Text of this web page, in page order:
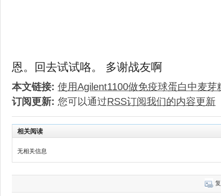
恩。回去试试咯。 多谢战友啊
本文链接: 使用Agilent1100做免疫球蛋白中麦
订阅更新: 您可以通过RSS订阅我们的内容更新
相关阅读
无相关信息